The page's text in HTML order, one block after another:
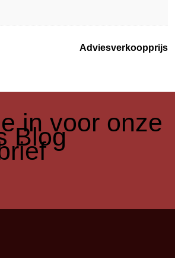
Adviesverkoopprijs
in voor onze
Blog